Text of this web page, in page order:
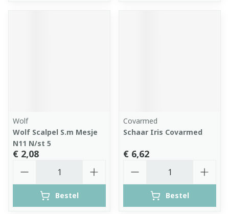
Wolf
Wolf Scalpel S.m Mesje
N11 N/st 5
€ 2,08
Bestel
Covarmed
Schaar Iris Covarmed
€ 6,62
Bestel